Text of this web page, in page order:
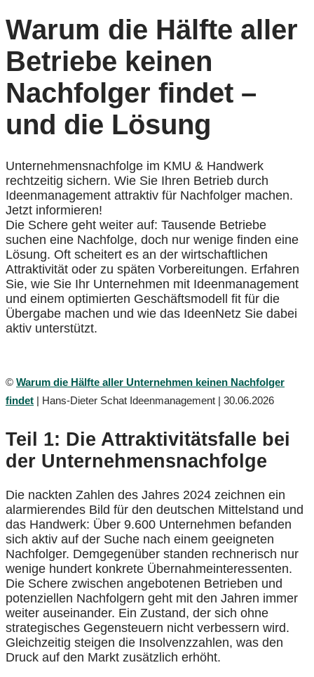
Warum die Hälfte aller
Betriebe keinen
Nachfolger findet –
und die Lösung
Unternehmensnachfolge im KMU & Handwerk
rechtzeitig sichern. Wie Sie Ihren Betrieb durch
Ideenmanagement attraktiv für Nachfolger machen.
Jetzt informieren!
Die Schere geht weiter auf: Tausende Betriebe
suchen eine Nachfolge, doch nur wenige finden eine
Lösung. Oft scheitert es an der wirtschaftlichen
Attraktivität oder zu späten Vorbereitungen. Erfahren
Sie, wie Sie Ihr Unternehmen mit Ideenmanagement
und einem optimierten Geschäftsmodell fit für die
Übergabe machen und wie das IdeenNetz Sie dabei
aktiv unterstützt.
© Warum die Hälfte aller Unternehmen keinen Nachfolger
findet | Hans-Dieter Schat Ideenmanagement | 30.06.2026
Teil 1: Die Attraktivitätsfalle bei
der Unternehmensnachfolge
Die nackten Zahlen des Jahres 2024 zeichnen ein
alarmierendes Bild für den deutschen Mittelstand und
das Handwerk: Über 9.600 Unternehmen befanden
sich aktiv auf der Suche nach einem geeigneten
Nachfolger. Demgegenüber standen rechnerisch nur
wenige hundert konkrete Übernahmeinteressenten.
Die Schere zwischen angebotenen Betrieben und
potenziellen Nachfolgern geht mit den Jahren immer
weiter auseinander. Ein Zustand, der sich ohne
strategisches Gegensteuern nicht verbessern wird.
Gleichzeitig steigen die Insolvenzzahlen, was den
Druck auf den Markt zusätzlich erhöht.